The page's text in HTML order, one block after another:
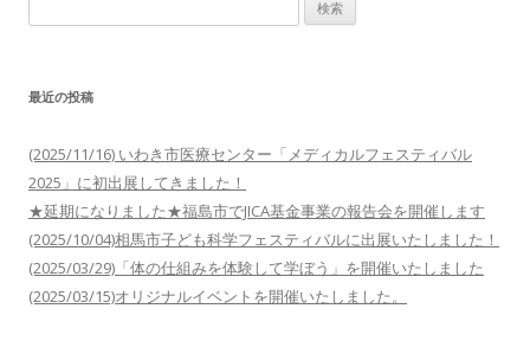
索:
最近の投稿
(2025/11/16) いわき市医療センター「メディカルフェスティバル
2025」に初出展してきました！
★延期になりました★福島市でJICA基金事業の報告会を開催します
(2025/10/04)相馬市子ども科学フェスティバルに出展いたしました！
(2025/03/29)「体の仕組みを体験して学ぼう」を開催いたしました
(2025/03/15)オリジナルイベントを開催いたしました。